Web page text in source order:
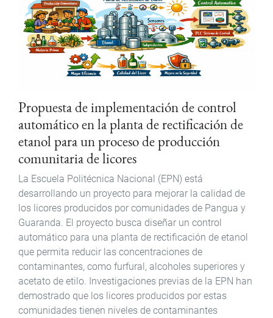
Propuesta de implementación de control
automático en la planta de rectificación de
etanol para un proceso de producción
comunitaria de licores
La Escuela Politécnica Nacional (EPN) está
desarrollando un proyecto para mejorar la calidad de
los licores producidos por comunidades de Pangua y
Guaranda. El proyecto busca diseñar un control
automático para una planta de rectificación de etanol
que permita reducir las concentraciones de
contaminantes, como furfural, alcoholes superiores y
acetato de etilo. Investigaciones previas de la EPN han
demostrado que los licores producidos por estas
comunidades tienen niveles de contaminantes